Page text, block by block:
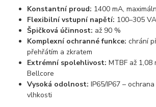
Konstantní proud: 1400 mA,
Flexibilní vstupní napětí: 100–305
Špičková účinnost: až 90 %
Komplexní ochranné funkce: chrání
přehřátím a zkratem
Extrémní spolehlivost: MTBF až 1,08
Bellcore
Vysoká odolnost: IP65/IP67 –
vlhkosti